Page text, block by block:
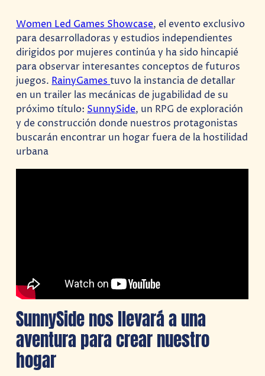
Women Led Games Showcase, el evento exclusivo
para desarrolladoras y estudios independientes
dirigidos por mujeres continúa y ha sido hincapié
para observar interesantes conceptos de futuros
juegos.RainyGamestuvo la instancia de detallar
en un trailer las mecánicas de jugabilidad de su
próximo título:SunnySide, un RPG de exploración
y de construcción donde nuestros protagonistas
buscarán encontrar un hogar fuera de la hostilidad
urbana
SunnySide nos llevará a una
aventura para crear nuestro
hogar